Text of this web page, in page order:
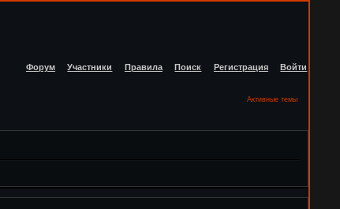
Форум Участники Правила Поиск Регистрация Войти
Активные темы